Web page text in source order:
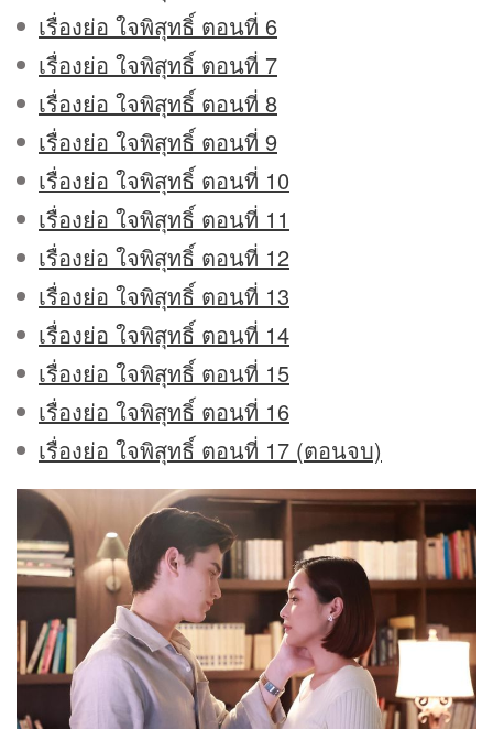
เรื่องย่อ ใจพิสุทธิ์ ตอนที่ 6
เรื่องย่อ ใจพิสุทธิ์ ตอนที่ 7
เรื่องย่อ ใจพิสุทธิ์ ตอนที่ 8
เรื่องย่อ ใจพิสุทธิ์ ตอนที่ 9
เรื่องย่อ ใจพิสุทธิ์ ตอนที่ 10
เรื่องย่อ ใจพิสุทธิ์ ตอนที่ 11
เรื่องย่อ ใจพิสุทธิ์ ตอนที่ 12
เรื่องย่อ ใจพิสุทธิ์ ตอนที่ 13
เรื่องย่อ ใจพิสุทธิ์ ตอนที่ 14
เรื่องย่อ ใจพิสุทธิ์ ตอนที่ 15
เรื่องย่อ ใจพิสุทธิ์ ตอนที่ 16
เรื่องย่อ ใจพิสุทธิ์ ตอนที่ 17 (ตอนจบ)